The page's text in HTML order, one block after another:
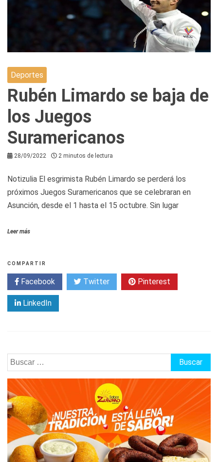
Deportes
Rubén Limardo se baja de
los Juegos
Suramericanos
28/09/2022 2 minutos de lectura
Notizulia El esgrimista Rubén Limardo se perderá los
próximos Juegos Suramericanos que se celebraran en
Asunción, desde el 1 hasta el 15 octubre. Sin lugar
Leer más
COMPARTIR
Facebook Twitter Pinterest
LinkedIn
Buscar: